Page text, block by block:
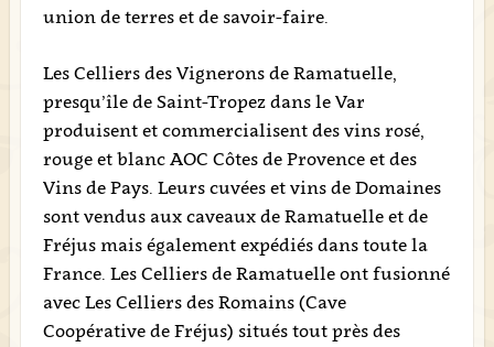
union de terres et de savoir-faire.
Les Celliers des Vignerons de Ramatuelle,
presqu’île de Saint-Tropez dans le Var
produisent et commercialisent des vins rosé,
rouge et blanc AOC Côtes de Provence et des
Vins de Pays. Leurs cuvées et vins de Domaines
sont vendus aux caveaux de Ramatuelle et de
Fréjus mais également expédiés dans toute la
France. Les Celliers de Ramatuelle ont fusionné
avec Les Celliers des Romains (Cave
Coopérative de Fréjus) situés tout près des